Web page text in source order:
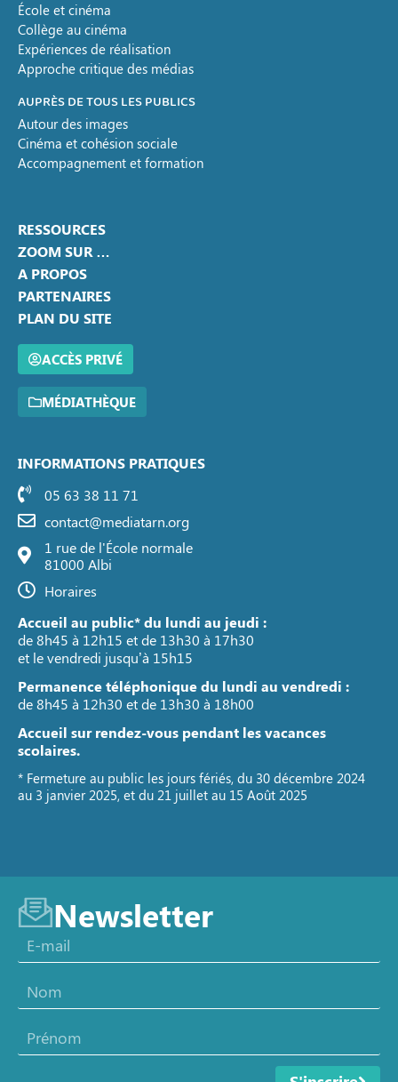
École et cinéma
Collège au cinéma
Expériences de réalisation
Approche critique des médias
AUPRÈS DE TOUS LES PUBLICS
Autour des images
Cinéma et cohésion sociale
Accompagnement et formation
RESSOURCES
ZOOM SUR …
A PROPOS
PARTENAIRES
PLAN DU SITE
ACCÈS PRIVÉ
MÉDIATHÈQUE
INFORMATIONS PRATIQUES
05 63 38 11 71
contact@mediatarn.org
1 rue de l'École normale
81000 Albi
Horaires
Accueil au public* du lundi au jeudi :
de 8h45 à 12h15 et de 13h30 à 17h30
et le vendredi jusqu’à 15h15
Permanence téléphonique du lundi au vendredi :
de 8h45 à 12h30 et de 13h30 à 18h00
Accueil sur rendez-vous pendant les vacances
scolaires.
* Fermeture au public les jours fériés, du 30 décembre 2024
au 3 janvier 2025, et du 21 juillet au 15 Août 2025
Newsletter